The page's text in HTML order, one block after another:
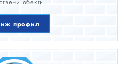
обекти.
профил